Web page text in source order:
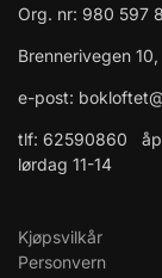
Org. nr: 980 597
Brennerivegen
e-post:
tlf: 62590860
lørdag 11-14
Kjøpsvilkår
Personvern